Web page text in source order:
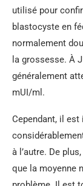
utilisé pour
blastocyste en
normalement
la grossesse. À
généralement
mUI/ml.
Cependant, il
à l’autre. De
que la moyenne